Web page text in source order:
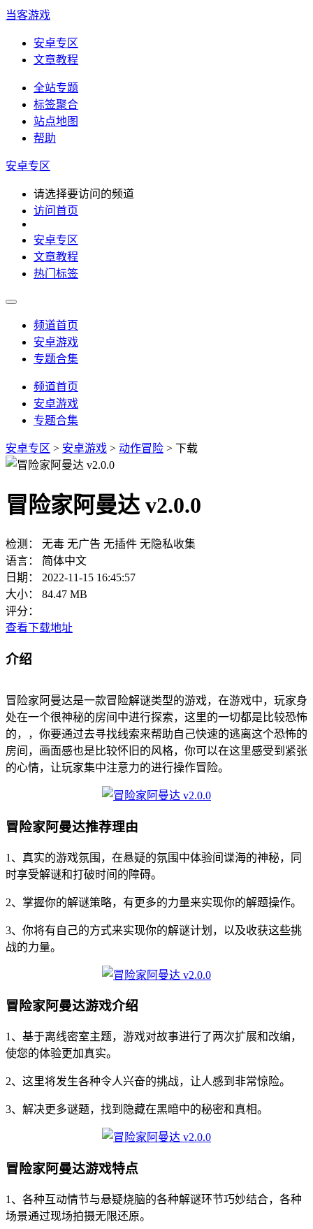
当客游戏
安卓专区
文章教程
全站专题
标签聚合
站点地图
帮助
安卓专区
请选择要访问的频道
访问首页
安卓专区
文章教程
热门标签
频道首页
安卓游戏
专题合集
频道首页
安卓游戏
专题合集
安卓专区 > 安卓游戏 > 动作冒险 > 下载
冒险家阿曼达 v2.0.0
检测： 无毒 无广告 无插件 无隐私收集
语言：
简体中文
日期：
2022-11-15 16:45:57
大小：
84.47 MB
评分：
查看下载地址
介绍
冒险家阿曼达是一款冒险解谜类型的游戏，在游戏中，玩家身
处在一个很神秘的房间中进行探索，这里的一切都是比较恐怖
的，，你要通过去寻找线索来帮助自己快速的逃离这个恐怖的
房间，画面感也是比较怀旧的风格，你可以在这里感受到紧张
的心情，让玩家集中注意力的进行操作冒险。
冒险家阿曼达推荐理由
1、真实的游戏氛围，在悬疑的氛围中体验间谍海的神秘，同
时享受解谜和打破时间的障碍。
2、掌握你的解谜策略，有更多的力量来实现你的解题操作。
3、你将有自己的方式来实现你的解谜计划，以及收获这些挑
战的力量。
冒险家阿曼达游戏介绍
1、基于离线密室主题，游戏对故事进行了两次扩展和改编，
使您的体验更加真实。
2、这里将发生各种令人兴奋的挑战，让人感到非常惊险。
3、解决更多谜题，找到隐藏在黑暗中的秘密和真相。
冒险家阿曼达游戏特点
1、各种互动情节与悬疑烧脑的各种解谜环节巧妙结合，各种
场景通过现场拍摄无限还原。